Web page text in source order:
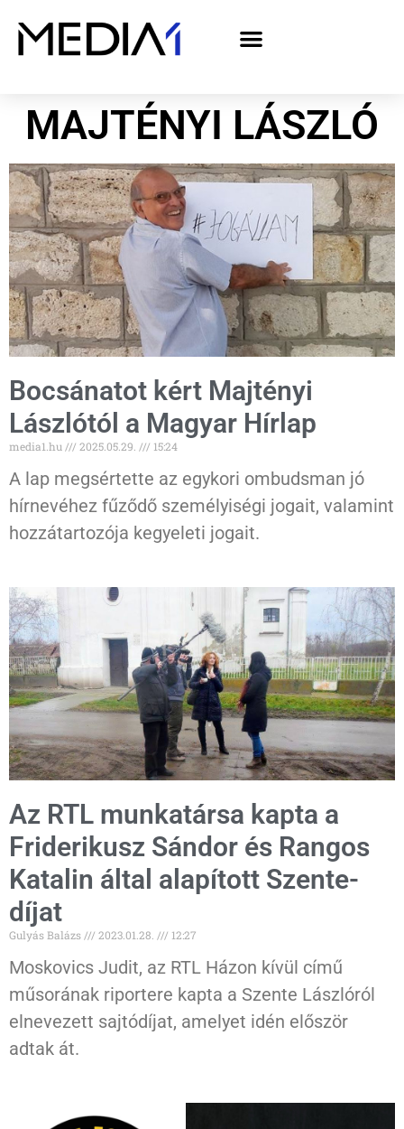
MAJTÉNYI LÁSZLÓ
Bocsánatot kért Majtényi
Lászlótól a Magyar Hírlap
media1.hu 2025.05.29. 15:24
A lap megsértette az egykori ombudsman jó
hírnevéhez fűződő személyiségi jogait, valamint
hozzátartozója kegyeleti jogait.
Az RTL munkatársa kapta a
Friderikusz Sándor és Rangos
Katalin által alapított Szente-
díjat
Gulyás Balázs 2023.01.28. 12:27
Moskovics Judit, az RTL Házon kívül című
műsorának riportere kapta a Szente Lászlóról
elnevezett sajtódíjat, amelyet idén először
adtak át.